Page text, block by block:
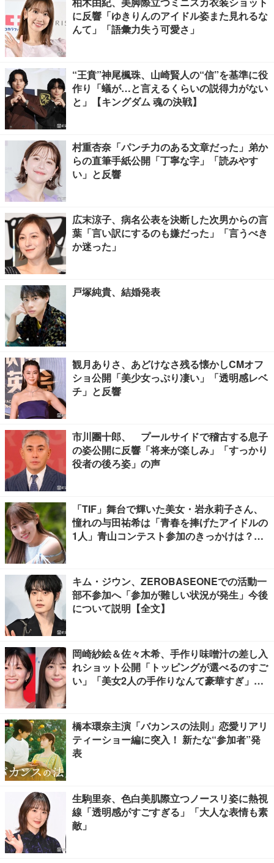
に反響「ゆきりんのアイドル姿また見れるな
んて」「語彙力失う可愛さ」
“王賁”神尾楓珠、山崎賢人の“信”を基準に役
作り「蟻が…と言えるくらいの説得力がない
と」【キングダム 魂の決戦】
村重杏奈「パンチ力のある文章だった」弟か
らの直筆手紙公開「丁寧な字」「読みやす
い」と反響
広末涼子、病名公表を決断した次男からの言
葉「言い訳にするのも嫌だった」「言うべき
か迷った」
戸塚純貴、結婚発表
観月ありさ、あどけなさ残る懐かしCMオフ
ショ公開「美少女っぷり凄い」「透明感レベ
チ」と反響
市川團十郎、 プールサイドで稽古する息子
の姿公開に反響「将来が楽しみ」「すっかり
役者の後ろ姿」の声
「TIF」舞台で輝いた美女・岩永莉子さん、
憧れの与田祐希は「青春を捧げたアイドルの
1人」青山コンテスト参加のきっかけは？
キム・ジウン、ZEROBASEONEでの活動一
部不参加へ「参加が難しい状況が発生」今後
について説明【全文】
岡崎紗絵＆佐々木希、手作り味噌汁の差し入
れショット公開「トッピングが選べるのすご
い」「美女2人の手作りなんて豪華すぎ」と
橋本環奈主演「バカンスの法則」恋愛リアリ
ティーショー編に突入！ 新たな“参加者”発
表
生駒里奈、色白美肌際立つノースリ姿に熱視
線「透明感がすごすぎる」「大人な表情も素
敵」